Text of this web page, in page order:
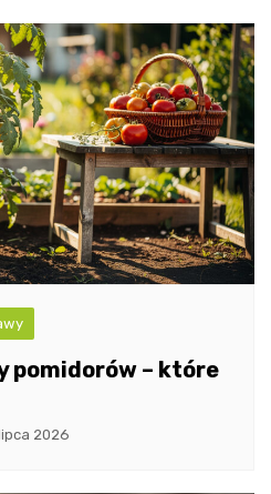
pomidorów – które
2026